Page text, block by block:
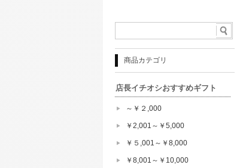
商品カテゴリ
店長イチオシおすすめギフト
～￥２,000
￥2,001～￥5,000
￥５,001～￥8,000
￥8,001～￥10,000